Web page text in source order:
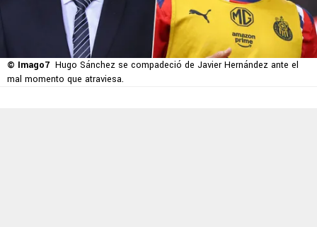
© Imago7 Hugo Sánchez se compadeció de Javier Hernández ante el
mal momento que atraviesa.